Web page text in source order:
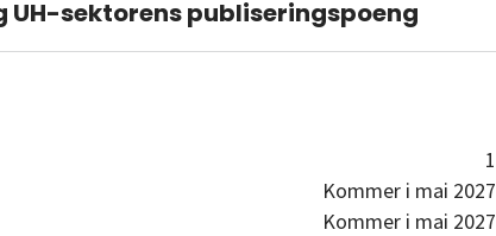
UH-sektorens publiseringspoeng
1
Kommer i mai 2027
Kommer i mai 2027